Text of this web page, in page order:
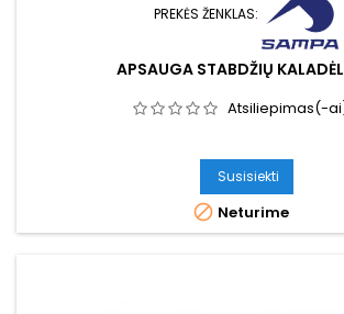
PREKĖS ŽENKLAS:
APSAUGA STABDŽIŲ
Atsiliepimas(-
Susisiekti
 Neturime